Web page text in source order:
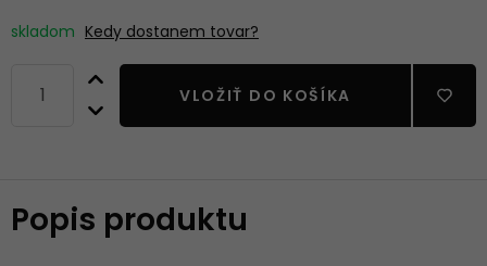
skladom Kedy dostanem tovar?
VLOŽIŤ DO KOŠÍKA
Popis produktu